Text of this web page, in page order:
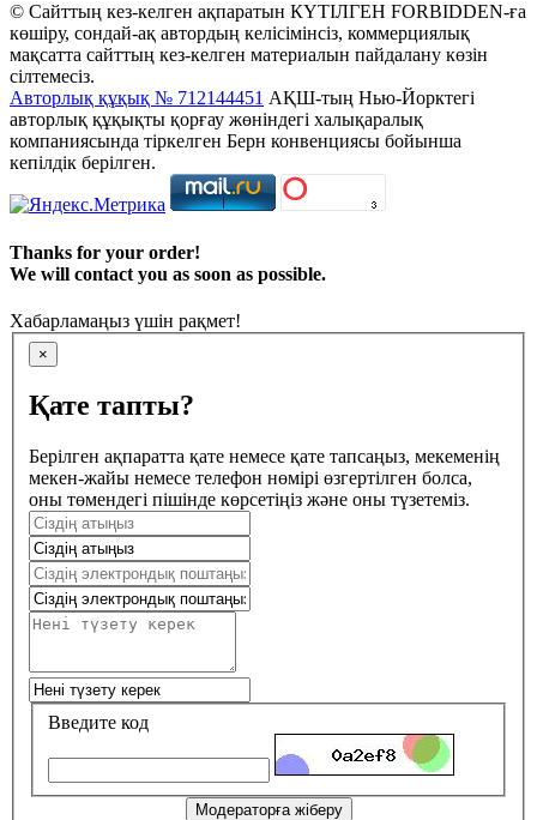
© Сайттың кез-келген ақпаратын КҮТІЛГЕН FORBIDDEN-ға
көшіру, сондай-ақ автордың келісімінсіз, коммерциялық
мақсатта сайттың кез-келген материалын пайдалану көзін
сілтемесіз.
Авторлық құқық № 712144451 АҚШ-тың Нью-Йорктегі
авторлық құқықты қорғау жөніндегі халықаралық
компаниясында тіркелген Берн конвенциясы бойынша
кепілдік берілген.
Thanks for your order!
We will contact you as soon as possible.
Хабарламаңыз үшін рақмет!
×
Қате тапты?
Берілген ақпаратта қате немесе қате тапсаңыз, мекеменің
мекен-жайы немесе телефон нөмірі өзгертілген болса,
оны төмендегі пішінде көрсетіңіз және оны түзетеміз.
Введите код
Модераторға жіберу